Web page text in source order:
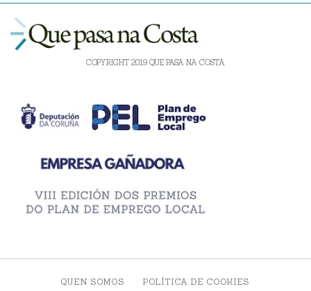
COPYRIGHT 2019 QUE PASA NA COSTA
QUEN SOMOS POLÍTICA DE COOKIES